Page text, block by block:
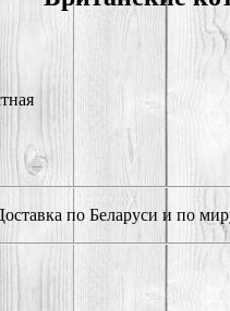
по Беларуси и по